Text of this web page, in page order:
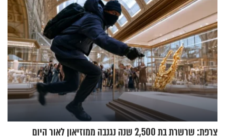
צרפת: שרשרת בת 2,500 שנה נגנבה ממוזיאון לאור היום